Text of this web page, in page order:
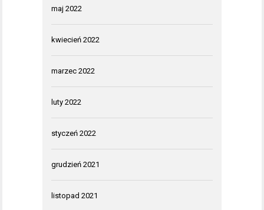
maj 2022
kwiecień 2022
marzec 2022
luty 2022
styczeń 2022
grudzień 2021
listopad 2021